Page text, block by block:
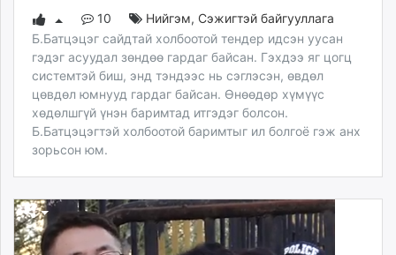
10 Нийгэм, Сэжигтэй байгууллага
Б.Батцэцэг сайдтай холбоотой тендер идсэн уусан
гэдэг асуудал зөндөө гардаг байсан. Гэхдээ яг цогц
системтэй биш, энд тэндээс нь сэглэсэн, өвдөл
цөвдөл юмнууд гардаг байсан. Өнөөдөр хүмүүс
хөдөлшгүй үнэн баримтад итгэдэг болсон.
Б.Батцэцэгтэй холбоотой баримтыг ил болгоё гэж анх
зорьсон юм.